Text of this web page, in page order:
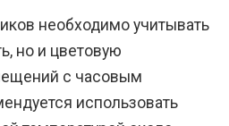
необходимо учитывать
но и цветовую
с часовым
использовать